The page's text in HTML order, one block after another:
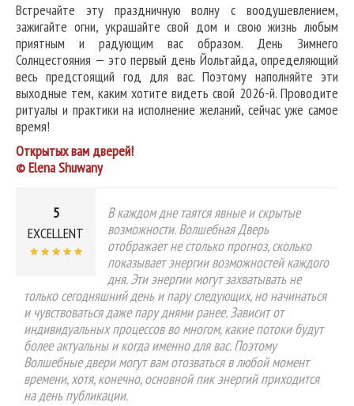
Встречайте эту праздничную волну с воодушевлением,
зажигайте огни, украшайте свой дом и свою жизнь любым
приятным и радующим вас образом. День Зимнего
Солнцестояния — это первый день Йольтайда, определяющий
весь предстоящий год для вас. Поэтому наполняйте эти
выходные тем, каким хотите видеть свой 2026-й. Проводите
ритуалы и практики на исполнение желаний, сейчас уже самое
время!
Открытых вам дверей!
© Elena Shuwany
5
EXCELLENT
В каждом дне таятся явные и скрытые
возможности. Волшебная Дверь
отображает не столько прогноз, сколько
показывает энергии возможностей каждого
дня. Эти энергии могут захватывать не
только сегодняшний день и пару следующих, но начинаться
и чувствоваться даже пару днями ранее. Зависит от
индивидуальных процессов во многом, какие потоки будут
более актуальны и когда именно для вас. Поэтому
Волшебные двери могут вам отозваться в любой момент
времени, хотя, конечно, основной пик энергий приходится
на день публикации.